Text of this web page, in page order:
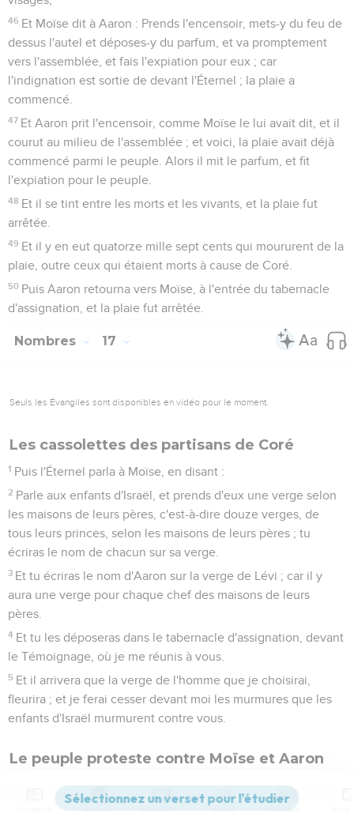
46 Et Moïse dit à Aaron : Prends l'encensoir, mets-y du feu de
dessus l'autel et déposes-y du parfum, et va promptement
vers l'assemblée, et fais l'expiation pour eux ; car
l'indignation est sortie de devant l'Éternel ; la plaie a
commencé.
47 Et Aaron prit l'encensoir, comme Moïse le lui avait dit, et il
courut au milieu de l'assemblée ; et voici, la plaie avait déjà
commencé parmi le peuple. Alors il mit le parfum, et fit
l'expiation pour le peuple.
48 Et il se tint entre les morts et les vivants, et la plaie fut
arrêtée.
49 Et il y en eut quatorze mille sept cents qui moururent de la
plaie, outre ceux qui étaient morts à cause de Coré.
50 Puis Aaron retourna vers Moïse, à l'entrée du tabernacle
d'assignation, et la plaie fut arrêtée.
Nombres 17
Seuls les Évangiles sont disponibles en vidéo pour le moment.
Les cassolettes des partisans de Coré
1 Puis l'Éternel parla à Moïse, en disant :
2 Parle aux enfants d'Israël, et prends d'eux une verge selon
les maisons de leurs pères, c'est-à-dire douze verges, de
tous leurs princes, selon les maisons de leurs pères ; tu
écriras le nom de chacun sur sa verge.
3 Et tu écriras le nom d'Aaron sur la verge de Lévi ; car il y
aura une verge pour chaque chef des maisons de leurs
pères.
4 Et tu les déposeras dans le tabernacle d'assignation, devant
le Témoignage, où je me réunis à vous.
5 Et il arrivera que la verge de l'homme que je choisirai,
fleurira ; et je ferai cesser devant moi les murmures que les
enfants d'Israël murmurent contre vous.
Le peuple proteste contre Moïse et Aaron
Moïse parla aux enfants d'Israël, et tous leurs princes lui
donnèrent, selon les maisons de leurs pères, chacun une
Versions Commentaires Strong